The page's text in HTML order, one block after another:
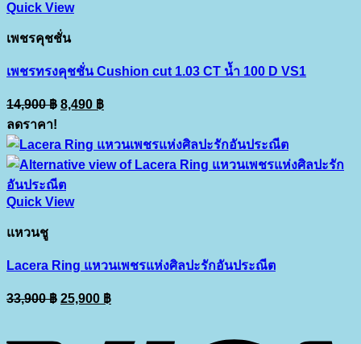
Quick View
เพชรคุชชั่น
เพชรทรงคุชชั่น Cushion cut 1.03 CT น้ำ 100 D VS1
14,900฿ Original
price
14,900 ฿.
8,490 ฿Current
price
8,490 ฿.
ลดราคา!
Quick View
แหวนชู
Lacera Ring แหวนเพชรแห่งศิลปะรักอันประณีต
33,900฿ Original
price
25,900 ฿Current
price